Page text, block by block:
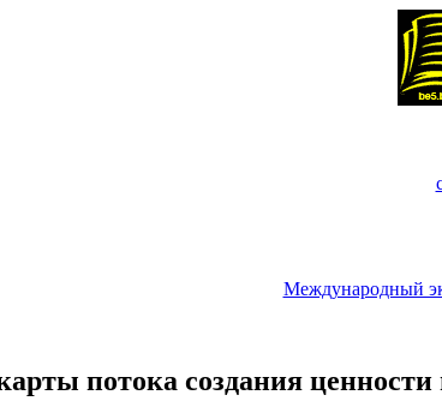
Международный
потока создания